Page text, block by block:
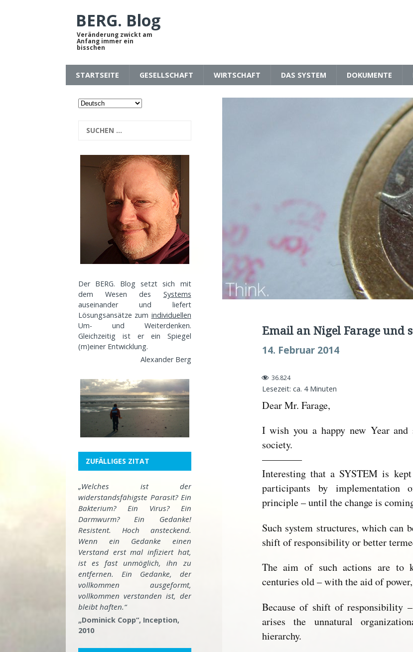
BERG. Blog
Veränderung zwickt am
Anfang immer ein
bisschen
STARTSEITE GESELLSCHAFT WIRTSCHAFT DAS SYSTEM DOKUMENTE
Email an Nigel Farage und
14. Februar 2014
36.824
Lesezeit: ca. 4 Minuten
Dear Mr. Farage,
I wish you a happy new Year
society.
————
Interesting that a SYSTEM is
participants by implementation
principle – until the change is
Such system structures, which can
shift of responsibility or better
The aim of such actions are to
centuries old – with the aid of
Because of shift of responsibility
arises the unnatural
hierarchy.
Der BERG. Blog setzt sich mit
dem Wesen des Systems
auseinander und liefert
Lösungsansätze zum individuellen
Um- und Weiterdenken.
Gleichzeitig ist er ein Spiegel
(m)einer Entwicklung.
Alexander Berg
ZUFÄLLIGES ZITAT
„Welches ist der
widerstandsfähigste Parasit? Ein
Bakterium? Ein Virus? Ein
Darmwurm? Ein Gedanke!
Resistent. Hoch ansteckend.
Wenn ein Gedanke einen
Verstand erst mal infiziert hat,
ist es fast unmöglich, ihn zu
entfernen. Ein Gedanke, der
vollkommen ausgeformt,
vollkommen verstanden ist, der
bleibt haften.“
„Dominick Copp“, Inception,
2010